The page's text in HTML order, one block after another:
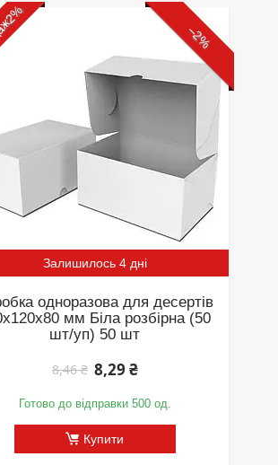
–2%
Залишилось 4 дні
одноразова для десертів
мм Біла розбірна (50
шт/уп) 50 шт
8,46 ₴ 8,29 ₴
Готово до відправки 500 од.
Купити